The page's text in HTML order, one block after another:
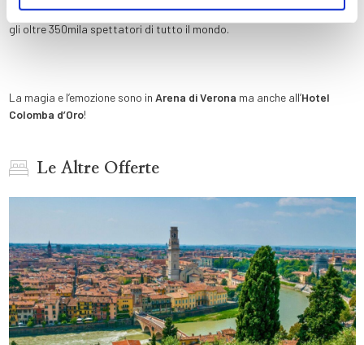
cast originale che dal 12 settembre 2002 ad oggi ha fatto emozionare
gli oltre 350mila spettatori di tutto il mondo.
La magia e l’emozione sono in Arena di Verona ma anche all’Hotel
Colomba d’Oro!
Le Altre Offerte